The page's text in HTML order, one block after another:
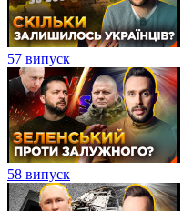
57 випуск
58 випуск